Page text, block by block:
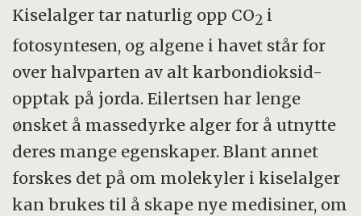
Kiselalger tar naturlig opp CO2 i
fotosyntesen, og algene i havet står for
over halvparten av alt karbondioksid-
opptak på jorda. Eilertsen har lenge
ønsket å massedyrke alger for å utnytte
deres mange egenskaper. Blant annet
forskes det på om molekyler i kiselalger
kan brukes til å skape nye medisiner, om